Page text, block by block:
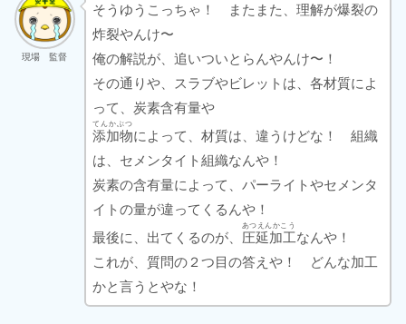
現場 監督
そうゆうこっちゃ！ またまた、理解が爆裂の
炸裂やんけ〜
俺の解説が、追いついとらんやんけ〜！
その通りや、スラブやビレットは、各材質によ
って、炭素含有量や
添加物
てんかぶつ
によって、材質は、違うけどな！ 組織
は、セメンタイト組織なんや！
炭素の含有量によって、パーライトやセメンタ
イトの量が違ってくるんや！
最後に、出てくるのが、 圧延加工
あつえんかこう
なんや！
これが、質問の２つ目の答えや！ どんな加工
かと言うとやな！